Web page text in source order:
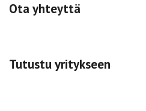
Ota yhteyttä
Tutustu yritykseen